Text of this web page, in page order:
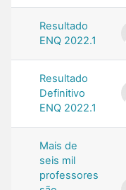
Resultado
ENQ 2022.1
Resultado
Definitivo
ENQ 2022.1
Mais de
seis mil
professores